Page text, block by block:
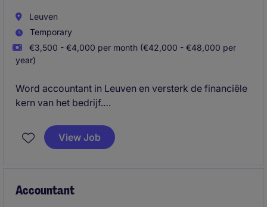
Leuven
Temporary
€3,500 - €4,000 per month (€42,000 - €48,000 per
year)
Word accountant in Leuven en versterk de financiële
kern van het bedrijf.
View Job
Accountant